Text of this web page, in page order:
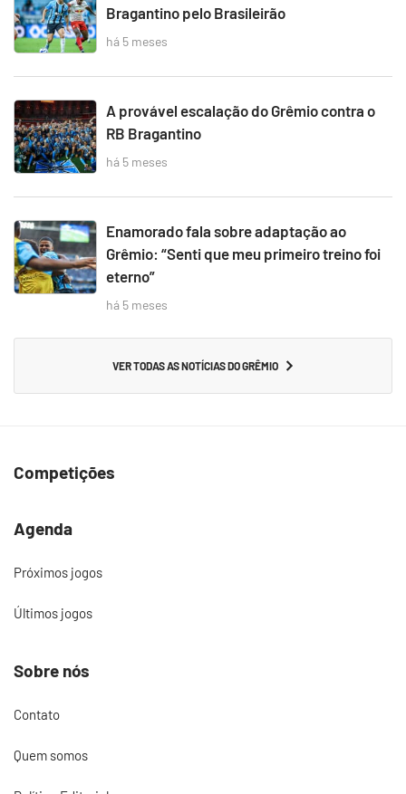
Bragantino pelo Brasileirão
há 5 meses
A provável escalação do Grêmio contra o
RB Bragantino
há 5 meses
Enamorado fala sobre adaptação ao
Grêmio: “Senti que meu primeiro treino foi
eterno”
há 5 meses
VER TODAS AS NOTÍCIAS DO GRÊMIO
Competições
Agenda
Próximos jogos
Últimos jogos
Sobre nós
Contato
Quem somos